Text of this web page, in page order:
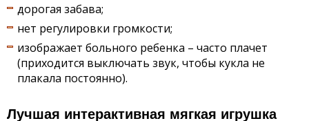
дорогая забава;
нет регулировки громкости;
изображает больного ребенка – часто плачет
(приходится выключать звук, чтобы кукла не
плакала постоянно).
Лучшая интерактивная мягкая игрушка